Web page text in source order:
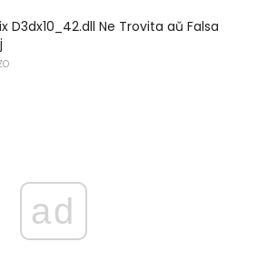
D3dx10_42.dll Ne Trovita aŭ Falsa
ad